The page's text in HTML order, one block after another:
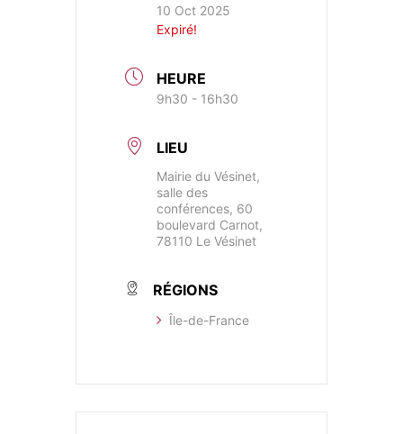
10 Oct 2025
Expiré!
HEURE
9h30 - 16h30
LIEU
Mairie du Vésinet,
salle des
conférences, 60
boulevard Carnot,
78110 Le Vésinet
RÉGIONS
​Île-de-France